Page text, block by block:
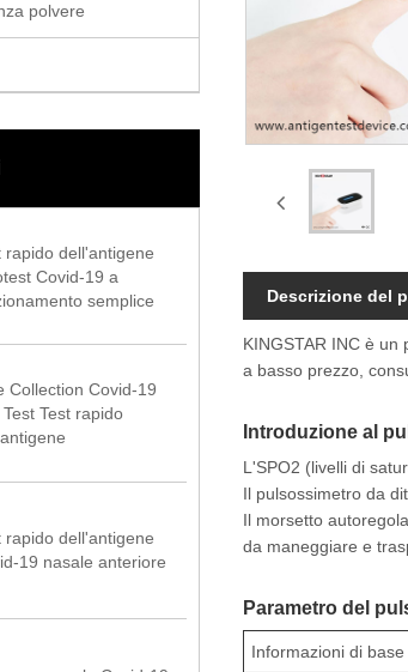
polvere
rapido dell'antigene
Covid-19 a
semplice
Collection Covid-19
Test Test rapido
rapido dell'antigene
19 nasale anteriore
Descrizione del
KINGSTAR INC è
a basso prezzo,
Introduzione al
L'SPO2 (livelli di
Il pulsossimetro da
Il morsetto
da maneggiare e
Parametro del
Informazioni di base